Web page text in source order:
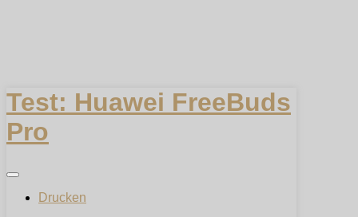
Test: Huawei FreeBuds
Pro
Drucken